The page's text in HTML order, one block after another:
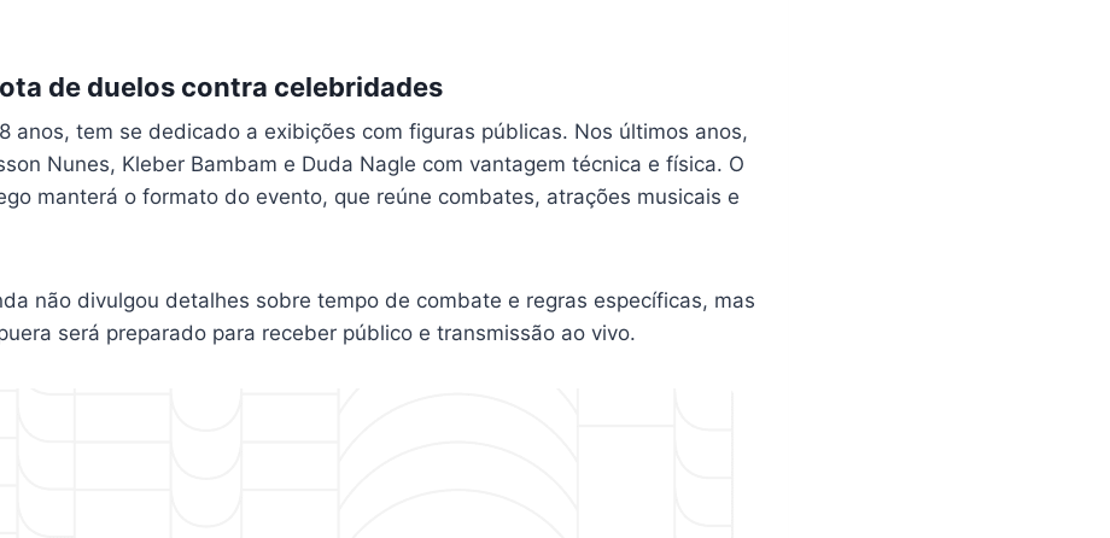
de duelos contra celebridades
anos, tem se dedicado a exibições com figuras públicas. Nos últimos anos,
Nunes, Kleber Bambam e Duda Nagle com vantagem técnica e física. O
manterá o formato do evento, que reúne combates, atrações musicais e
não divulgou detalhes sobre tempo de combate e regras específicas, mas
será preparado para receber público e transmissão ao vivo.